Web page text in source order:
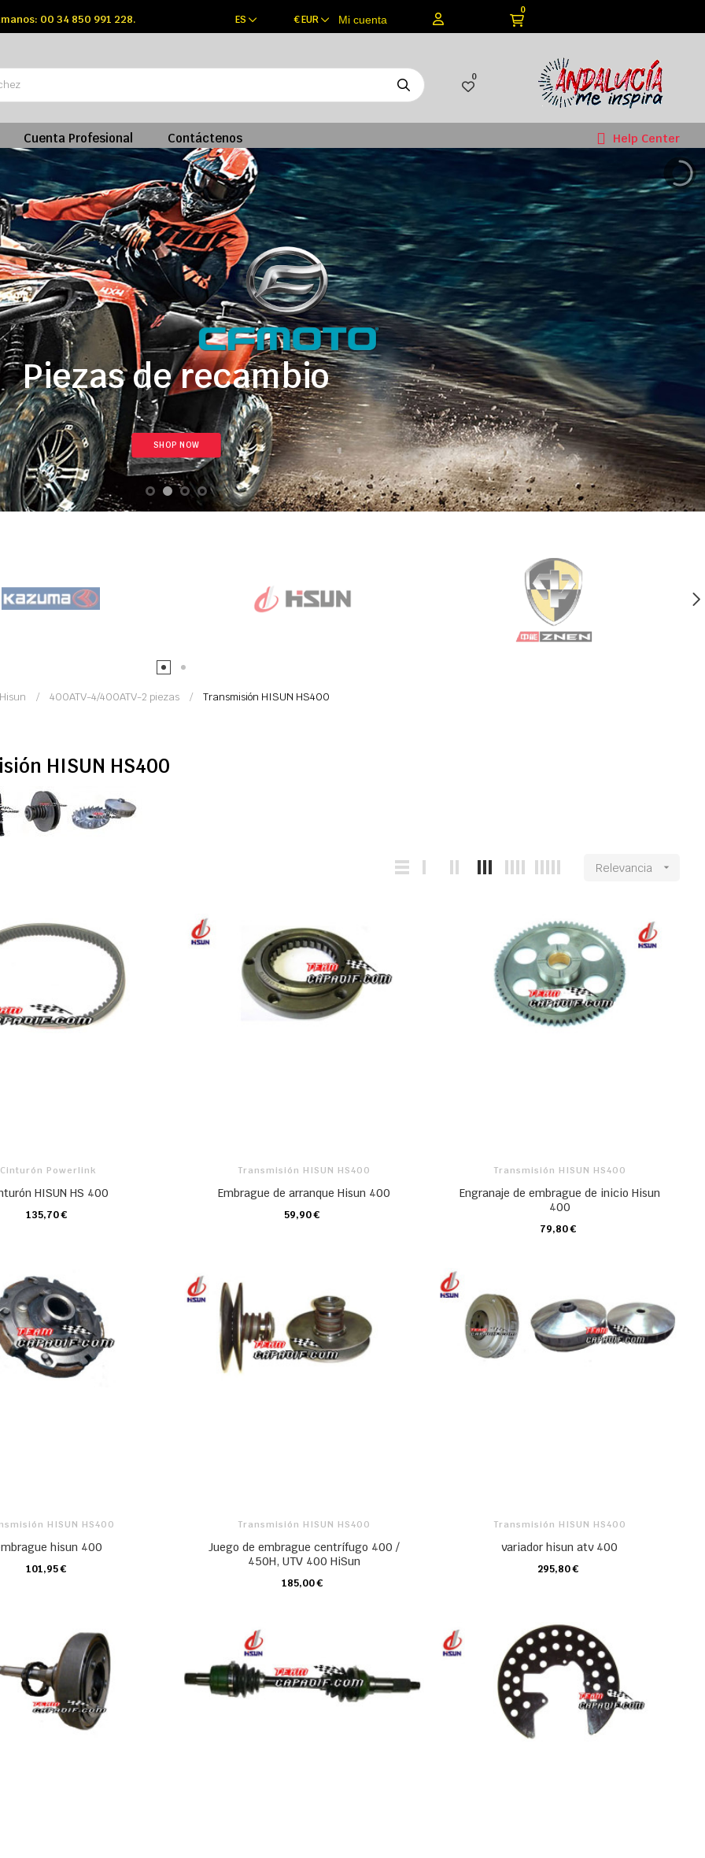
00 34 850 991 228. ES €EUR Mi cuenta
0
0
Cuenta Profesional Contáctenos Help Center
Piezas de recambio
SHOP NOW
400ATV-4/400ATV-2 piezas Transmisión HISUN HS400
HISUN HS400
Relevancia 
Cinturón Powerlink
HISUN HS 400
135,70 €
CARRO
Transmisión HISUN HS400
Embrague de arranque Hisun 400
59,90 €
CARRO
Transmisión HISUN HS400
Engranaje de embrague de inicio Hisun
400
79,80 €
CARRO
HISUN HS400
hisun 400
101,95 €
CARRO
Transmisión HISUN HS400
Juego de embrague centrífugo 400 /
450H, UTV 400 HiSun
185,00 €
CARRO
Transmisión HISUN HS400
variador hisun atv 400
295,80 €
CARRO